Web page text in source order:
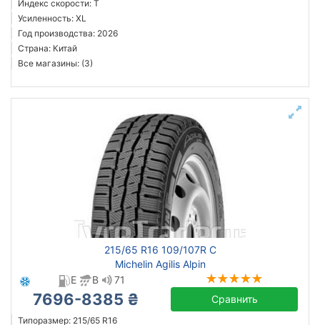
Индекс скорости: T
Усиленность: XL
Год производства: 2026
Страна: Китай
Все магазины: (3)
215/65 R16 109/107R C
Michelin Agilis Alpin
E
B 71
7696-8385 ₴ Сравнить
Типоразмер: 215/65 R16